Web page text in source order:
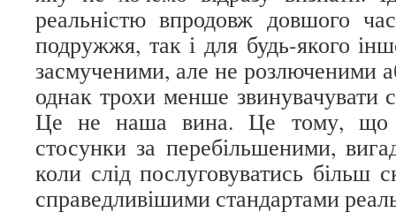
реальністю впродовж довшого
подружжя, так і для будь-якого
засмученими, але не розлюченими
однак трохи менше звинувачувати
Це не наша вина. Це тому, що
стосунки за перебільшеними,
коли слід послуговуватись більш
справедливішими стандартами